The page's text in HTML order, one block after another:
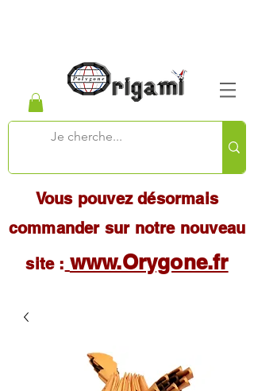
Vous pouvez désormais
commander sur notre nouveau
site : www.Orygone.fr